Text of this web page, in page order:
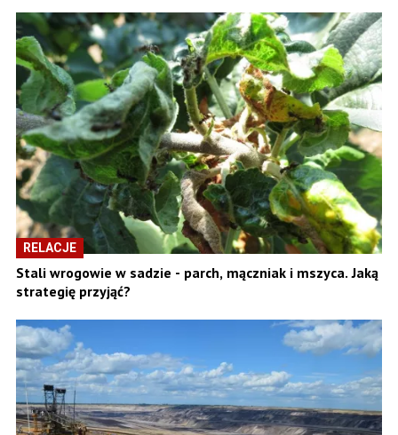
RELACJE
Stali wrogowie w sadzie - parch, mączniak i mszyca. Jaką
strategię przyjąć?